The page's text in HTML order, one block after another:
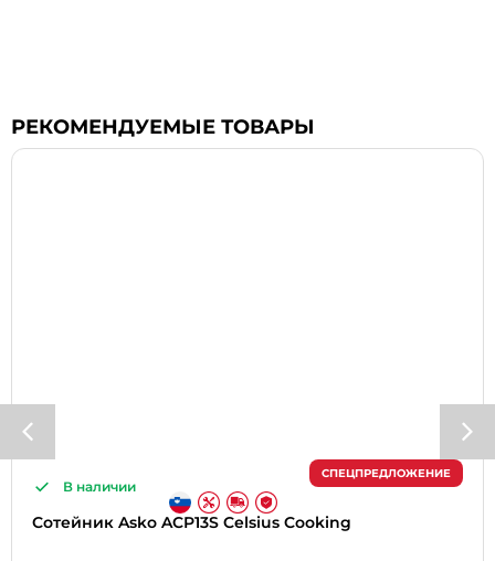
РЕКОМЕНДУЕМЫЕ ТОВАРЫ
В наличии
СПЕЦПРЕДЛОЖЕНИЕ
Сотейник Asko ACP13S Celsius Cooking